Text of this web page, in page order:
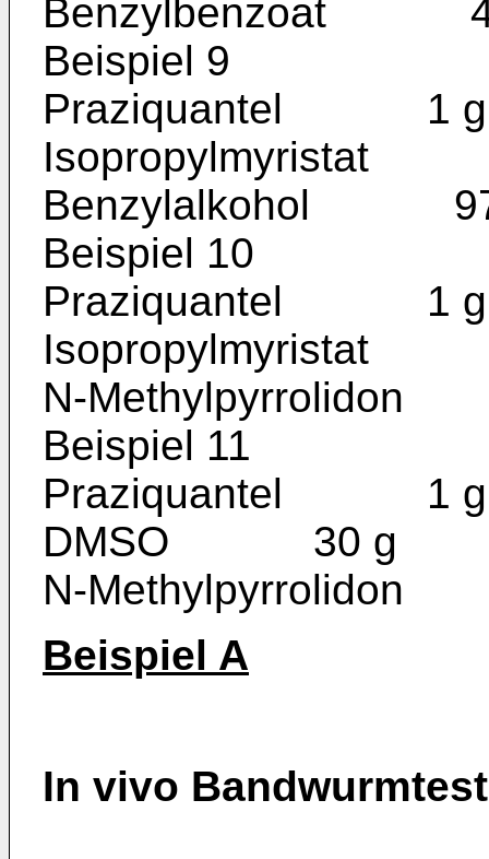
Benzylbenzoat
Beispiel 9
Praziquantel 1 g
Isopropylmyristat
Benzylalkohol
Beispiel 10
Praziquantel 1 g
Isopropylmyristat
N-
Beispiel 11
Praziquantel 1 g
DMSO 30 g
N-
Beispiel A
In vivo Bandwurmtest